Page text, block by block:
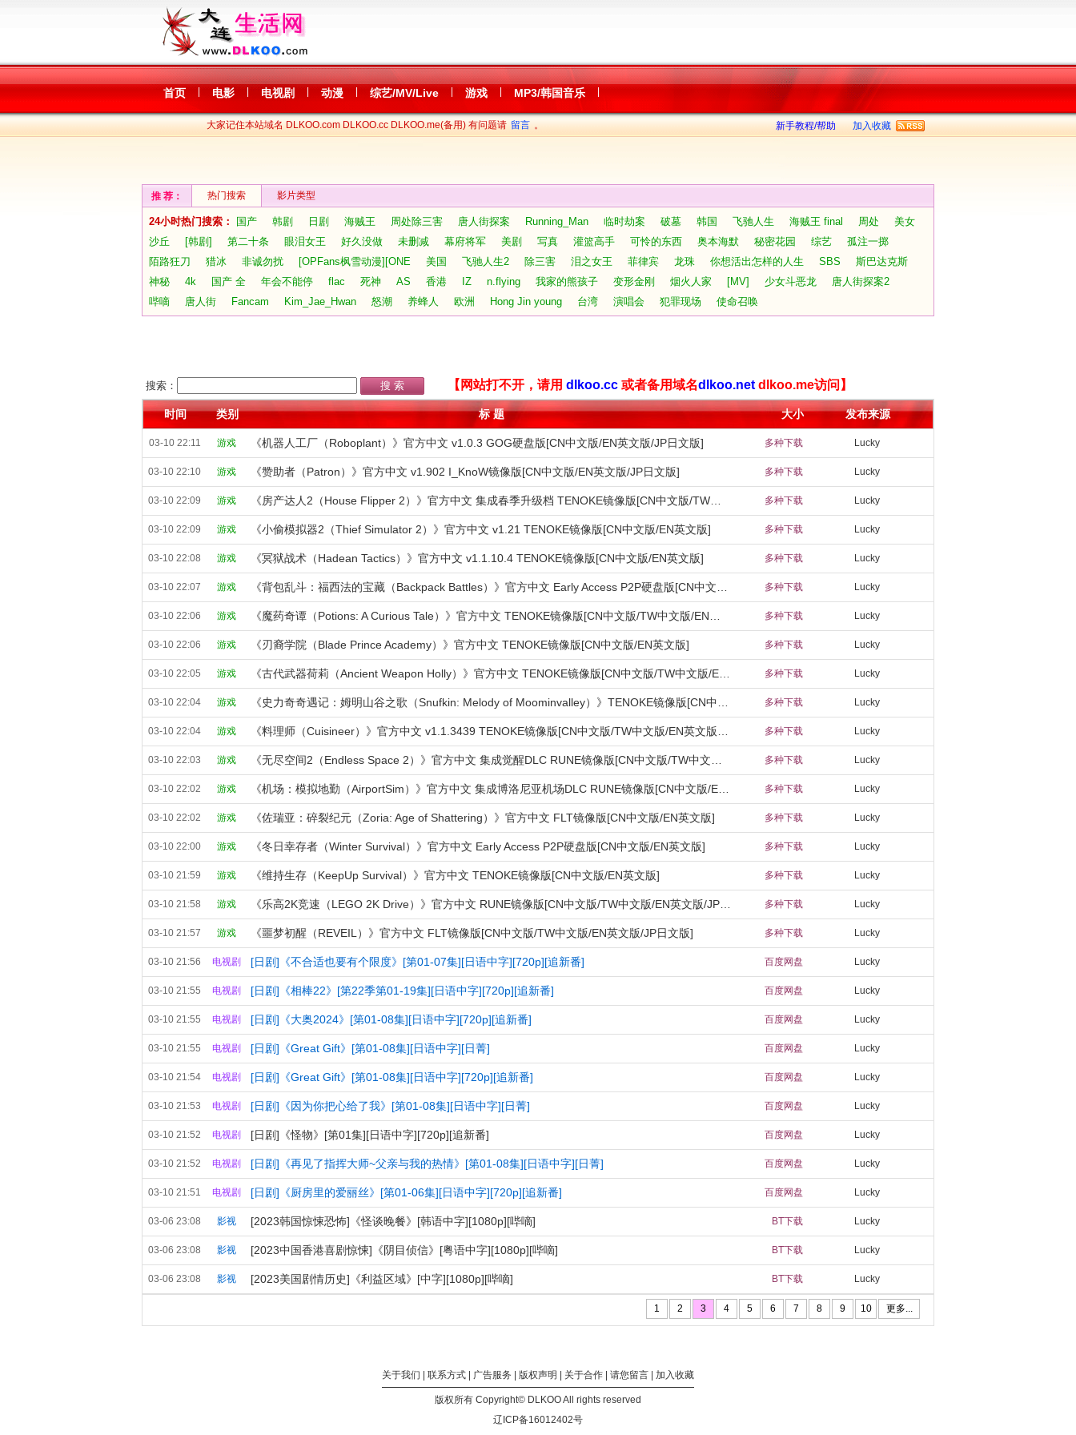
首页 电影 电视剧 动漫 综艺/MV/Live 游戏 MP3/韩国音乐
大家记住本站域名 DLKOO.com DLKOO.cc DLKOO.me(备用) 有问题请 留言 。 新手教程/帮助 加入收藏
推 荐： 热门搜索 影片类型
24小时热门搜索： 国产 韩剧 日剧 海贼王 周处除三害 唐人街探案 Running_Man 临时劫案 破墓 韩国 飞驰人生 海贼王 final 周处
美女
沙丘
[韩剧] 第二十条 眼泪女王 好久没做 未删减 幕府将军 美剧 写真 灌篮高手 可怜的东西 奥本海默 秘密花园 综艺
孤注一掷
陌路狂刀
猎冰 非诚勿扰 [OPFans枫雪动漫][ONE 美国 飞驰人生2 除三害 泪之女王 菲律宾 龙珠 你想活出怎样的人生 SBS
斯巴达克斯
神秘
4k 国产 全 年会不能停 flac 死神 AS 香港 IZ n.flying 我家的熊孩子 变形金刚 烟火人家 [MV] 少女斗恶龙
唐人街探案2
哔嘀
唐人街 Fancam Kim_Jae_Hwan 怒潮 养蜂人 欧洲 Hong Jin young 台湾 演唱会 犯罪现场 使命召唤
搜索： 【网站打不开，请用 dlkoo.cc 或者备用域名dlkoo.net dlkoo.me访问】
时间 类别 标 题 大小 发布来源
03-10 22:11 游戏 《机器人工厂（Roboplant）》官方中文 v1.0.3 GOG硬盘版[CN中文版/EN英文版/JP日文版] 多种下载 Lucky
03-10 22:10 游戏 《赞助者（Patron）》官方中文 v1.902 I_KnoW镜像版[CN中文版/EN英文版/JP日文版] 多种下载 Lucky
03-10 22:09 游戏 多种下载 Lucky
03-10 22:09 游戏 《小偷模拟器2（Thief Simulator 2）》官方中文 v1.21 TENOKE镜像版[CN中文版/EN英文版] 多种下载 Lucky
03-10 22:08 游戏 《冥狱战术（Hadean Tactics）》官方中文 v1.1.10.4 TENOKE镜像版[CN中文版/EN英文版] 多种下载 Lucky
03-10 22:07 游戏 多种下载 Lucky
03-10 22:06 游戏 多种下载 Lucky
03-10 22:06 游戏 《刃裔学院（Blade Prince Academy）》官方中文 TENOKE镜像版[CN中文版/EN英文版] 多种下载 Lucky
03-10 22:05 游戏 多种下载 Lucky
03-10 22:04 游戏 多种下载 Lucky
03-10 22:04 游戏 多种下载 Lucky
03-10 22:03 游戏 多种下载 Lucky
03-10 22:02 游戏 多种下载 Lucky
03-10 22:02 游戏 《佐瑞亚：碎裂纪元（Zoria: Age of Shattering）》官方中文 FLT镜像版[CN中文版/EN英文版] 多种下载 Lucky
03-10 22:00 游戏 《冬日幸存者（Winter Survival）》官方中文 Early Access P2P硬盘版[CN中文版/EN英文版] 多种下载 Lucky
03-10 21:59 游戏 《维持生存（KeepUp Survival）》官方中文 TENOKE镜像版[CN中文版/EN英文版] 多种下载 Lucky
03-10 21:58 游戏 多种下载 Lucky
03-10 21:57 游戏 《噩梦初醒（REVEIL）》官方中文 FLT镜像版[CN中文版/TW中文版/EN英文版/JP日文版] 多种下载 Lucky
03-10 21:56 电视剧 [日剧]《不合适也要有个限度》[第01-07集][日语中字][720p][追新番] 百度网盘 Lucky
03-10 21:55 电视剧 [日剧]《相棒22》[第22季第01-19集][日语中字][720p][追新番] 百度网盘 Lucky
03-10 21:55 电视剧 [日剧]《大奥2024》[第01-08集][日语中字][720p][追新番] 百度网盘 Lucky
03-10 21:55 电视剧 [日剧]《Great Gift》[第01-08集][日语中字][日菁] 百度网盘 Lucky
03-10 21:54 电视剧 [日剧]《Great Gift》[第01-08集][日语中字][720p][追新番] 百度网盘 Lucky
03-10 21:53 电视剧 [日剧]《因为你把心给了我》[第01-08集][日语中字][日菁] 百度网盘 Lucky
03-10 21:52 电视剧 [日剧]《怪物》[第01集][日语中字][720p][追新番] 百度网盘 Lucky
03-10 21:52 电视剧 [日剧]《再见了指挥大师~父亲与我的热情》[第01-08集][日语中字][日菁] 百度网盘 Lucky
03-10 21:51 电视剧 [日剧]《厨房里的爱丽丝》[第01-06集][日语中字][720p][追新番] 百度网盘 Lucky
03-06 23:08 影视 [2023韩国惊悚恐怖]《怪谈晚餐》[韩语中字][1080p][哔嘀] BT下载 Lucky
03-06 23:08 影视 [2023中国香港喜剧惊悚]《阴目侦信》[粤语中字][1080p][哔嘀] BT下载 Lucky
03-06 23:08 影视 [2023美国剧情历史]《利益区域》[中字][1080p][哔嘀] BT下载 Lucky
1 2 3 4 5 6 7 8 9 10 更多...
关于我们 联系方式 广告服务 版权声明 关于合作 请您留言 加入收藏
版权所有 Copyright© DLKOOAll rights reserved
辽ICP备16012402号